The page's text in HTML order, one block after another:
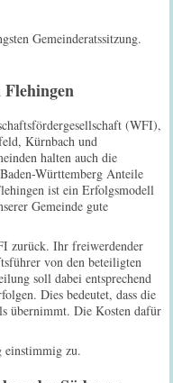
Gemeinderatssitzung.
(WFI),
Kürnbach und
halten auch die
Württemberg Anteile
ist ein Erfolgsmodell
Gemeinde gute
zurück. Ihr freiwerdender
von den beteiligten
soll dabei entsprechend
Dies bedeutet, dass die
übernimmt. Die Kosten dafür
einstimmig zu.